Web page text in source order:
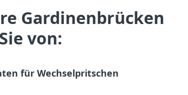
Gardinenbrücken
von:
für Wechselpritschen